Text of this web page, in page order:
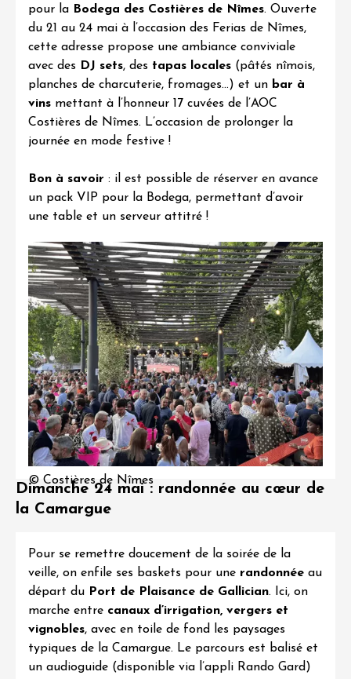
pour la Bodega des Costières de Nîmes. Ouverte
du 21 au 24 mai à l’occasion des Ferias de Nîmes,
cette adresse propose une ambiance conviviale
avec des
DJ sets, des tapas locales (pâtés nîmois,
planches de charcuterie, fromages…) et un bar à
vins mettant à l’honneur 17 cuvées de l’AOC
Costières de Nîmes. L’occasion de prolonger la
journée en mode festive !
Bon à savoir : il est possible de réserver en avance
un pack VIP pour la Bodega, permettant d’avoir
une table et un serveur attitré !
© Costières de Nîmes
Dimanche 24 mai : randonnée au cœur de
la Camargue
Pour se remettre doucement de la soirée de la
veille, on enfile ses baskets pour une randonnée au
départ du Port de Plaisance de Gallician. Ici, on
marche entre canaux d’irrigation, vergers et
vignobles, avec en toile de fond les paysages
typiques de la Camargue. Le parcours est balisé et
un audioguide (disponible via l’appli Rando Gard)